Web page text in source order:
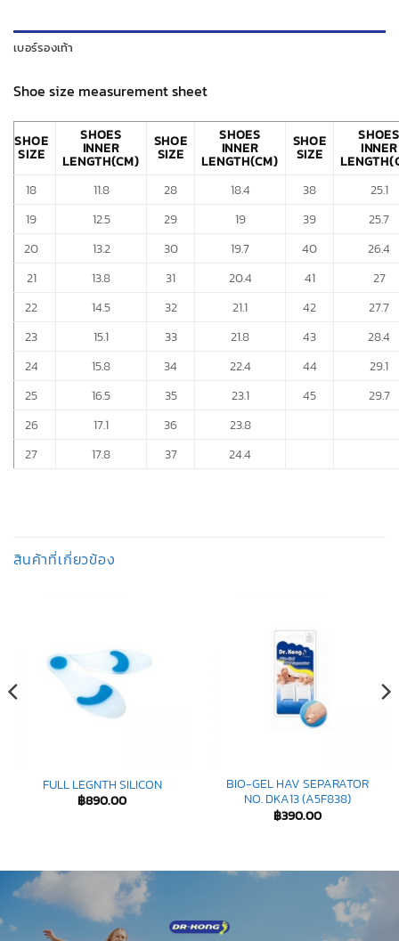
เบอร์รองเท้า
Shoe size measurement sheet
SHOE
SIZE
SHOES
INNER
LENGTH(CM)
SHOE
SIZE
SHOES
INNER
LENGTH(CM)
SHOE
SIZE
SHOES
INNER
18
11.8 28 18.4 38
25.1
19
12.5 29 19 39
25.7
20
13.2 30 19.7 40
26.4
21
13.8 31 20.4 41
27
22
14.5 32 21.1 42
27.7
23
15.1 33 21.8 43
28.4
24
15.8 34 22.4 44
29.1
25
16.5 35 23.1 45
29.7
26
17.1 36
23.8
27
17.8 37 24.4
สินค้าที่เกี่ยวข้อง
FULL LEGNTH SILICON
฿890.00
BIO-GEL HAV SEPARATOR
NO. DKA13 (A5F838)
฿390.00